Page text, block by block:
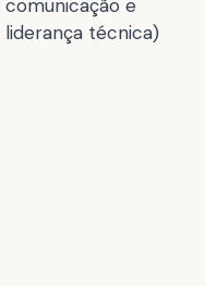
comunicação e
liderança técnica)